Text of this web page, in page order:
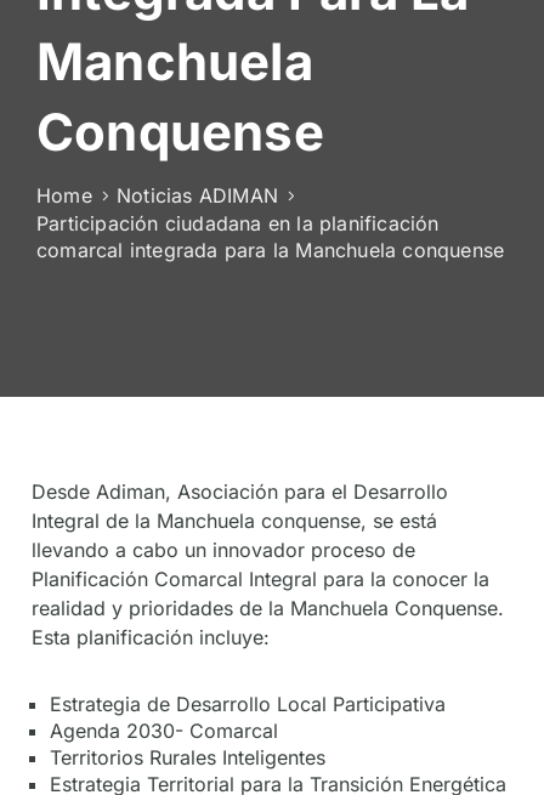
Socios
Manchuela
Conquense
Home
Noticias ADIMAN
Participación ciudadana en la planificación
comarcal integrada para la Manchuela conquense
Desde Adiman, Asociación para el Desarrollo
Integral de la Manchuela conquense, se está
llevando a cabo un innovador proceso de
Planificación Comarcal Integral para la conocer la
realidad y prioridades de la Manchuela Conquense.
Esta planificación incluye:
Estrategia de Desarrollo Local Participativa
Agenda 2030- Comarcal
Territorios Rurales Inteligentes
Estrategia Territorial para la Transición Energética